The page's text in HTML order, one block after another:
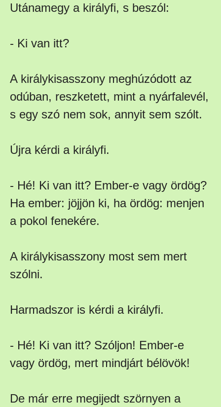
Utánamegy a királyfi, s beszól:
- Ki van itt?
A királykisasszony meghúzódott az
odúban, reszketett, mint a nyárfalevél,
s egy szó nem sok, annyit sem szólt.
Újra kérdi a királyfi.
- Hé! Ki van itt? Ember-e vagy ördög?
Ha ember: jöjjön ki, ha ördög: menjen
a pokol fenekére.
A királykisasszony most sem mert
szólni.
Harmadszor is kérdi a királyfi.
- Hé! Ki van itt? Szóljon! Ember-e
vagy ördög, mert mindjárt bélövök!
De már erre megijedt szörnyen a